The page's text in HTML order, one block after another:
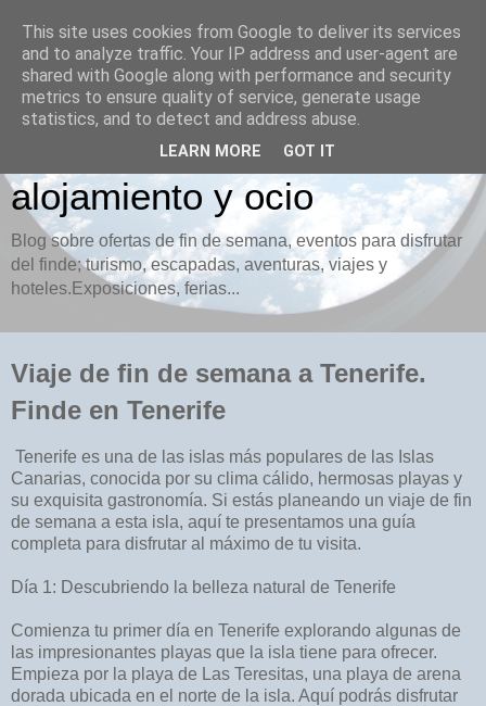
Finde.es Ofertas de fin de
semana. Turismo, viajes,
hoteles, vuelos,
alojamiento y ocio
Blog sobre ofertas de fin de semana, eventos para disfrutar
del finde; turismo, escapadas, aventuras, viajes y
hoteles.Exposiciones, ferias...
Viaje de fin de semana a Tenerife.
Finde en Tenerife
Tenerife es una de las islas más populares de las Islas
Canarias, conocida por su clima cálido, hermosas playas y
su exquisita gastronomía. Si estás planeando un viaje de fin
de semana a esta isla, aquí te presentamos una guía
completa para disfrutar al máximo de tu visita.
Día 1: Descubriendo la belleza natural de Tenerife
Comienza tu primer día en Tenerife explorando algunas de
las impresionantes playas que la isla tiene para ofrecer.
Empieza por la playa de Las Teresitas, una playa de arena
dorada ubicada en el norte de la isla. Aquí podrás disfrutar
This site uses cookies from Google to deliver its services
and to analyze traffic. Your IP address and user-agent are
shared with Google along with performance and security
metrics to ensure quality of service, generate usage
statistics, and to detect and address abuse.
LEARN MORE GOT IT